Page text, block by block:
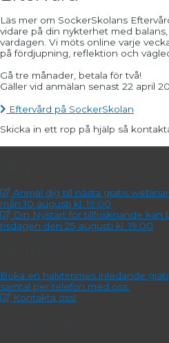
Läs mer om SockerSkolans
vidare på din nykterhet med
vardagen. Vi möts online varje
på fördjupning, reflektion och
Gå tre månader, betala för två!
Gäller vid anmälan senast 22 april
Eftervård på SockerSkolan
Skicka in ett rop på hjälp så
Anmäl dig till nästa gratis webinar
mån 10 augusti kl. 19:00
Din Nystart för tillfrisknande kan
tisdagen den 25 augusti kl. 19:00
Boka en halvtimmes inledande
samtal per telefon med oss.
Kontakta oss!